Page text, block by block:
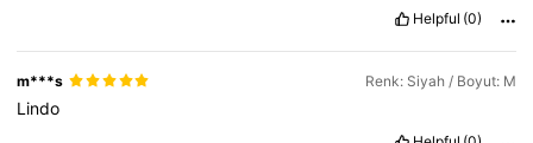
Helpful (0)
m***s Renk: Siyah / Boyut: M
Lindo